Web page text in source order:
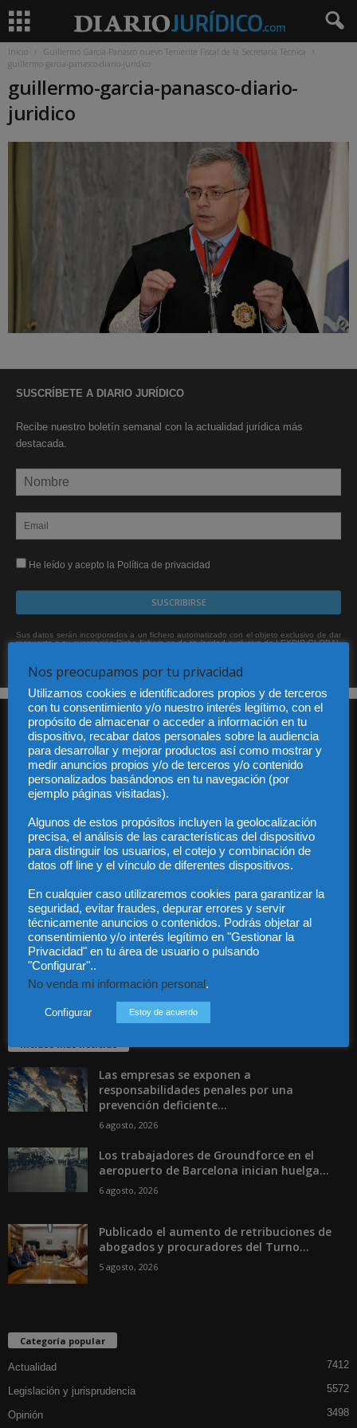
Inicio
Guillermo García-Panasco nuevo Teniente Fiscal de la Secretaría Técnica
guillermo-garcia-panasco-diario-juridico
guillermo-garcia-panasco-diario-
juridico
SUSCRÍBETE A DIARIO JURÍDICO
Recibe nuestro boletín semanal con la actualidad jurídica más
destacada.
He leído y acepto la Política de privacidad
Sus datos serán incorporados a un fichero automatizado con el objeto exclusivo de dar
respuesta a su suscripción Dicho fichero es de titularidad exclusiva de LEXDIR GLOBAL
Quiénes somos
Legal
Privacidad
Contacto
Guía Colaboradores
Contáctanos:info@diariojuridico.com
Incluso más noticias
Las empresas se exponen a
responsabilidades penales por una
prevención deficiente...
6 agosto, 2026
Los trabajadores de Groundforce en el
aeropuerto de Barcelona inician huelga...
6 agosto, 2026
Publicado el aumento de retribuciones de
abogados y procuradores del Turno...
5 agosto, 2026
Categoría popular
Actualidad 7412
Legislación y jurisprudencia 5572
Opinión 3498
Nos preocupamos por tu privacidad
Utilizamos cookies e identificadores propios y de terceros
con tu consentimiento y/o nuestro interés legítimo, con el
propósito de almacenar o acceder a información en tu
dispositivo, recabar datos personales sobre la audiencia
para desarrollar y mejorar productos así como mostrar y
medir anuncios propios y/o de terceros y/o contenido
personalizados basándonos en tu navegación (por
ejemplo páginas visitadas).
Algunos de estos propósitos incluyen la geolocalización
precisa, el análisis de las características del dispositivo
para distinguir los usuarios, el cotejo y combinación de
datos off line y el vínculo de diferentes dispositivos.
En cualquier caso utilizaremos cookies para garantizar la
seguridad, evitar fraudes, depurar errores y servir
técnicamente anuncios o contenidos. Podrás objetar al
consentimiento y/o interés legítimo en "Gestionar la
Privacidad" en tu área de usuario o pulsando
"Configurar"..
No venda mi información personal.
Configurar Estoy de acuerdo